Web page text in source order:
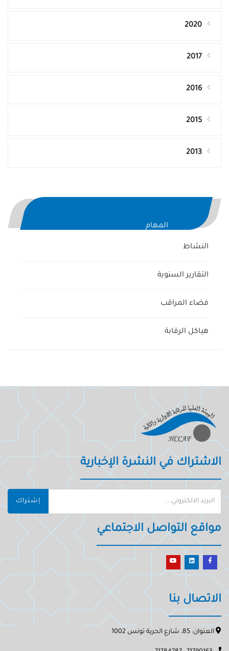
2020
2017
2016
2015
2013
المهام
النشاط
التقارير السنوية
فضاء المراقب
هياكل الرقابة
الاشتراك في النشرة الإخبارية
إشتراك
مواقع التواصل الاجتماعي
الاتصال بنا
العنوان: 85، شارع الحرية تونس 1002